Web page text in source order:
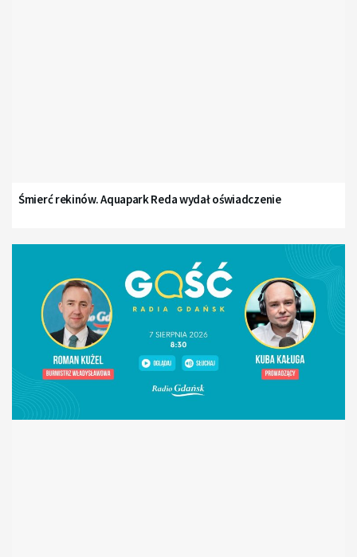
Śmierć rekinów. Aquapark Reda wydał oświadczenie